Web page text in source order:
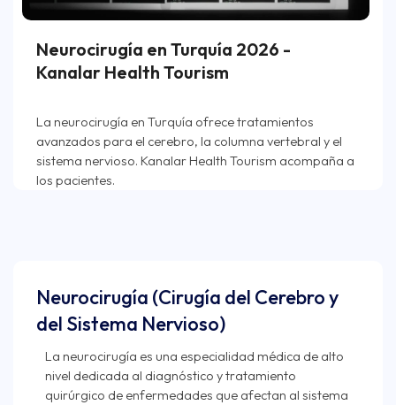
Neurocirugía en Turquía 2026 -
Kanalar Health Tourism
La neurocirugía en Turquía ofrece tratamientos
avanzados para el cerebro, la columna vertebral y el
sistema nervioso. Kanalar Health Tourism acompaña a
Neurocirugía (Cirugía del Cerebro y
del Sistema Nervioso)
La neurocirugía es una especialidad médica de alto
nivel dedicada al diagnóstico y tratamiento
quirúrgico de enfermedades que afectan al sistema